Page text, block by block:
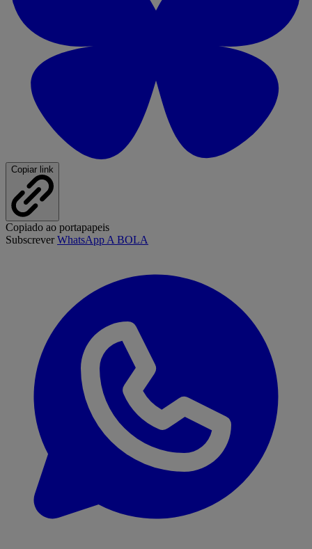
Copiar link
Copiado ao portapapeis
SubscreverWhatsApp A BOLA